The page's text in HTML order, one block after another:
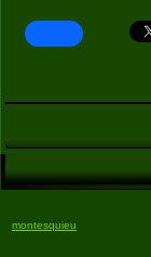
montesquieu